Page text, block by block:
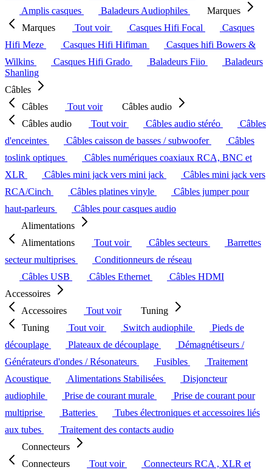
Amplis casques
Baladeurs Audiophiles
Marques
Marques
Tout voir Casques Hifi Focal
Casques
Hifi Meze
Casques Hifi Hifiman
Casques hifi Bowers &
Wilkins
Casques Hifi Grado Baladeurs Fiio
Baladeurs
Shanling
Câbles
Câbles
Tout voir
Câbles audio
Câbles audio
Tout voir Câbles audio stéréo
Câbles
d'enceintes
Câbles caisson de basses / subwoofer
Câbles
toslink optiques
Câbles numériques coaxiaux RCA, BNC et
XLR
Câbles mini jack vers mini jack
Câbles mini jack vers
RCA/Cinch
Câbles platines vinyle
Câbles jumper pour
haut-parleurs
Câbles pour casques audio
Alimentations
Alimentations
Tout voir Câbles secteurs
Barrettes
secteur multiprises
Conditionneurs de réseau
Câbles USB
Câbles Ethernet
Câbles HDMI
Accessoires
Accessoires
Tout voir
Tuning
Tuning
Tout voir Switch audiophile
Pieds de
découplage
Plateaux de découplage
Démagnétiseurs /
Générateurs d'ondes / Résonateurs
Fusibles
Traitement
Acoustique
Alimentations Stabilisées
Disjoncteur
audiophile
Prise de courant murale
Prise de courant pour
multiprise
Batteries
Tubes électroniques et accessoires liés
aux tubes
Traitement des contacts audio
Connecteurs
Connecteurs
Tout voir
Connecteurs RCA , XLR et